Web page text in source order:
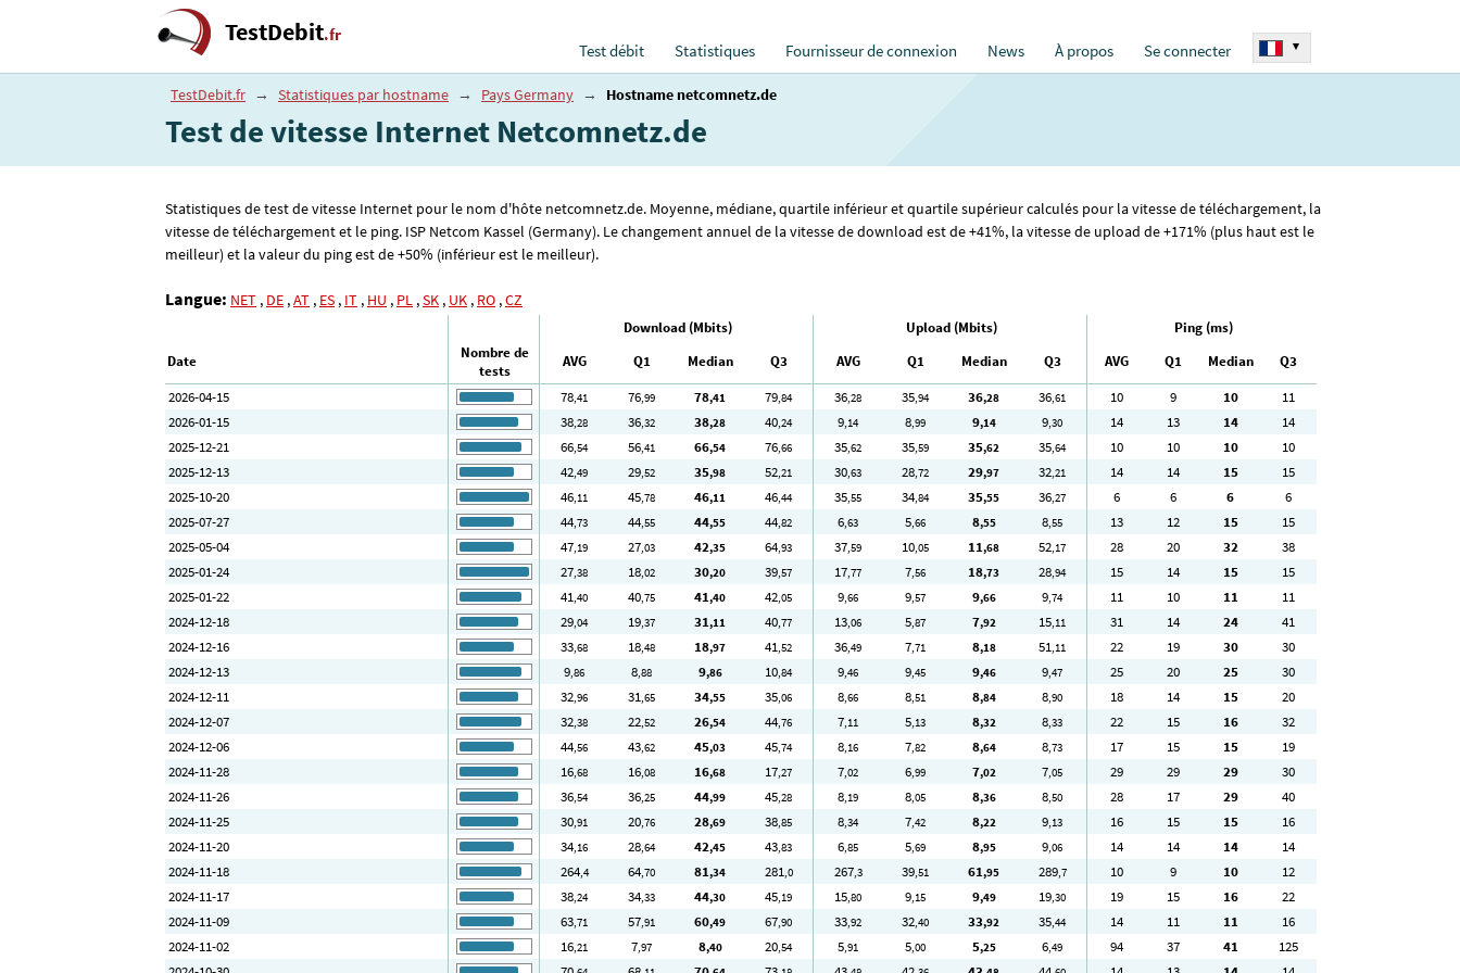
TestDebit.fr
Test débit Statistiques Fournisseur de connexion News À propos Se connecter ▾
TestDebit.fr → Statistiques par hostname → Pays Germany → Hostname netcomnetz.de
Test de vitesse Internet Netcomnetz.de
Statistiques de test de vitesse Internet pour le nom d'hôte netcomnetz.de. Moyenne, médiane, quartile inférieur et quartile supérieur calculés pour la vitesse de téléchargement, la
vitesse de téléchargement et le ping. ISP Netcom Kassel (Germany). Le changement annuel de la vitesse de download est de +41%, la vitesse de upload de +171% (plus haut est le
meilleur) et la valeur du ping est de +50% (inférieur est le meilleur).
Langue: NET , DE ,AT , ES , IT , HU , PL ,SK , UK , RO ,CZ
Download (Mbits) Upload (Mbits)
Ping (ms)
Date
Nombre de
tests
AVG Q1 Median Q3 AVG Q1 Median Q3 AVG Q1 Median
Q3
2026-04-15
78,41 76,99 78,41 79,84 36,28 35,94 36,28 36,61 10 9 10
11
2026-01-15
38,28 36,32 38,28 40,24 9,14 8,99 9,14 9,30 14 13 14
14
2025-12-21
66,54 56,41 66,54 76,66 35,62 35,59 35,62 35,64 10 10 10
10
2025-12-13
42,49 29,52 35,98 52,21 30,63 28,72 29,97 32,21 14 14 15
15
2025-10-20
46,11 45,78 46,11 46,44 35,55 34,84 35,55 36,27 6 6 6
6
2025-07-27
44,73 44,55 44,55 44,82 6,63 5,66 8,55 8,55 13 12 15
15
2025-05-04
47,19 27,03 42,35 64,93 37,59 10,05 11,68 52,17 28 20 32
38
2025-01-24
27,38 18,02 30,20 39,57 17,77 7,56 18,73 28,94 15 14 15
15
2025-01-22
41,40 40,75 41,40 42,05 9,66 9,57 9,66 9,74 11 10 11
11
2024-12-18
29,04 19,37 31,11 40,77 13,06 5,87 7,92 15,11 31 14 24
41
2024-12-16
33,68 18,48 18,97 41,52 36,49 7,71 8,18 51,11 22 19 30
30
2024-12-13
9,86 8,88 9,86 10,84 9,46 9,45 9,46 9,47 25 20 25
30
2024-12-11
32,96 31,65 34,55 35,06 8,66 8,51 8,84 8,90 18 14 15
20
2024-12-07
32,38 22,52 26,54 44,76 7,11 5,13 8,32 8,33 22 15 16
32
2024-12-06
44,56 43,62 45,03 45,74 8,16 7,82 8,64 8,73 17 15 15
19
2024-11-28
16,68 16,08 16,68 17,27 7,02 6,99 7,02 7,05 29 29 29
30
2024-11-26
36,54 36,25 44,99 45,28 8,19 8,05 8,36 8,50 28 17 29
40
2024-11-25
30,91 20,76 28,69 38,85 8,34 7,42 8,22 9,13 16 15 15
16
2024-11-20
34,16 28,64 42,45 43,83 6,85 5,69 8,95 9,06 14 14 14
14
2024-11-18
264,4 64,70 81,34 281,0 267,3 39,51 61,95 289,7 10 9 10
12
2024-11-17
38,24 34,33 44,30 45,19 15,80 9,15 9,49 19,30 19 15 16
22
2024-11-09
63,71 57,91 60,49 67,90 33,92 32,40 33,92 35,44 14 11 11
16
2024-11-02
16,21 7,97 8,40 20,54 5,91 5,00 5,25 6,49 94 37 41
125